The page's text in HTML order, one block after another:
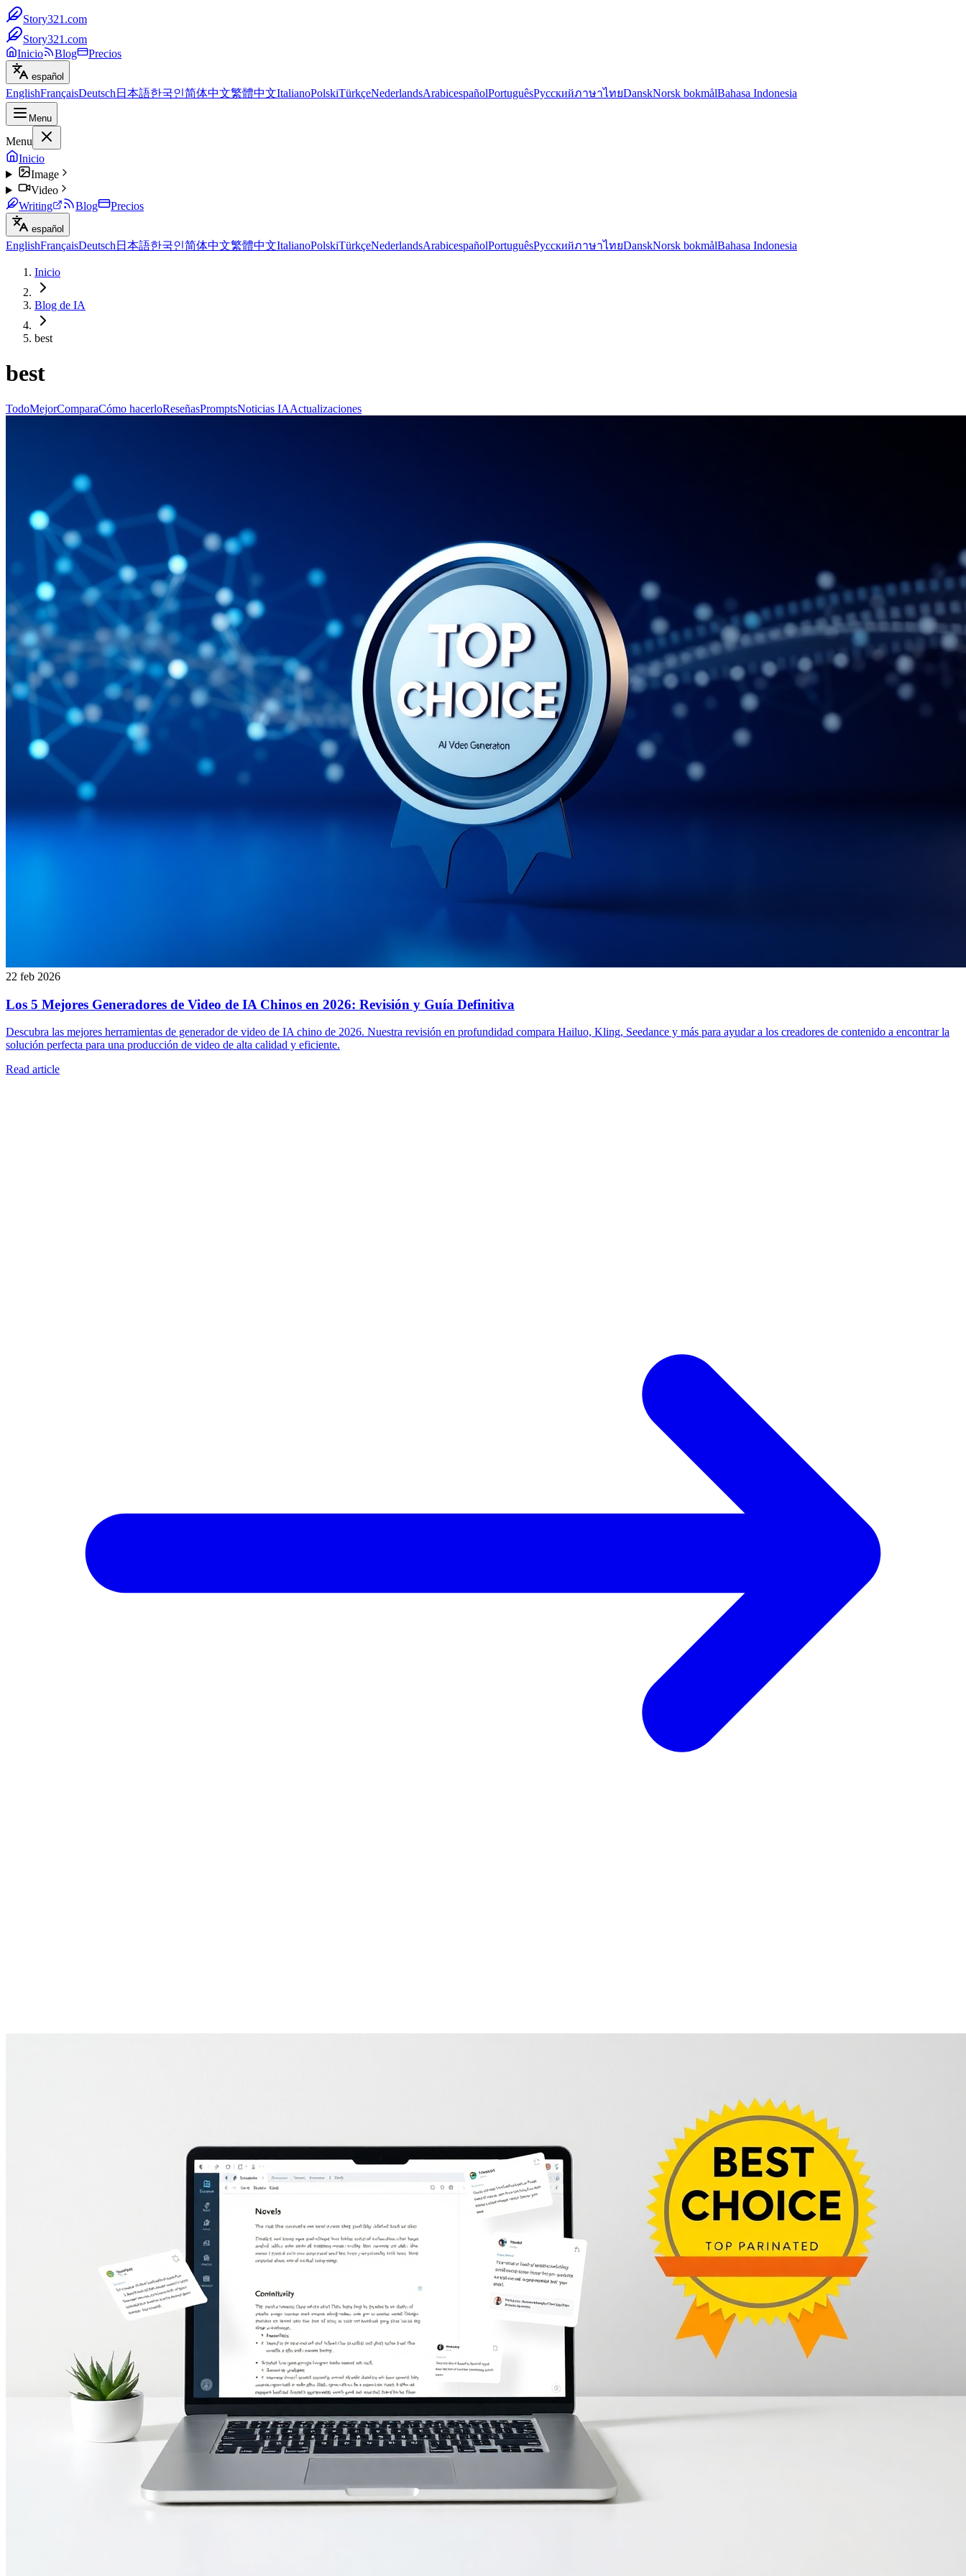
Story321.com
Story321.com
Inicio
Blog Precios
español
EnglishFrançaisDeutsch 日本語한국인简体中文繁體中文ItalianoPolskiTürkçeNederlandsArabicespañolPortuguêsРусскийภาษาไทยDanskNorsk bokmålBahasa Indonesia
Menu
Menu
Inicio
Image
Video
Writing
Blog Precios
español
EnglishFrançaisDeutsch 日本語한국인简体中文繁體中文ItalianoPolskiTürkçeNederlandsArabicespañolPortuguêsРусскийภาษาไทยDanskNorsk bokmålBahasa Indonesia
Inicio
Blog de IA
best
best
TodoMejorComparaCómo hacerloReseñasPromptsNoticias IAActualizaciones
22 feb 2026
Los 5 Mejores Generadores de Video de IA Chinos en 2026: Revisión y Guía Definitiva
Descubra las mejores herramientas de generador de video de IA chino de 2026. Nuestra revisión en profundidad compara Hailuo, Kling, Seedance y más para ayudar a los creadores de contenido a encontrar la
solución perfecta para una producción de video de alta calidad y eficiente.
Read article